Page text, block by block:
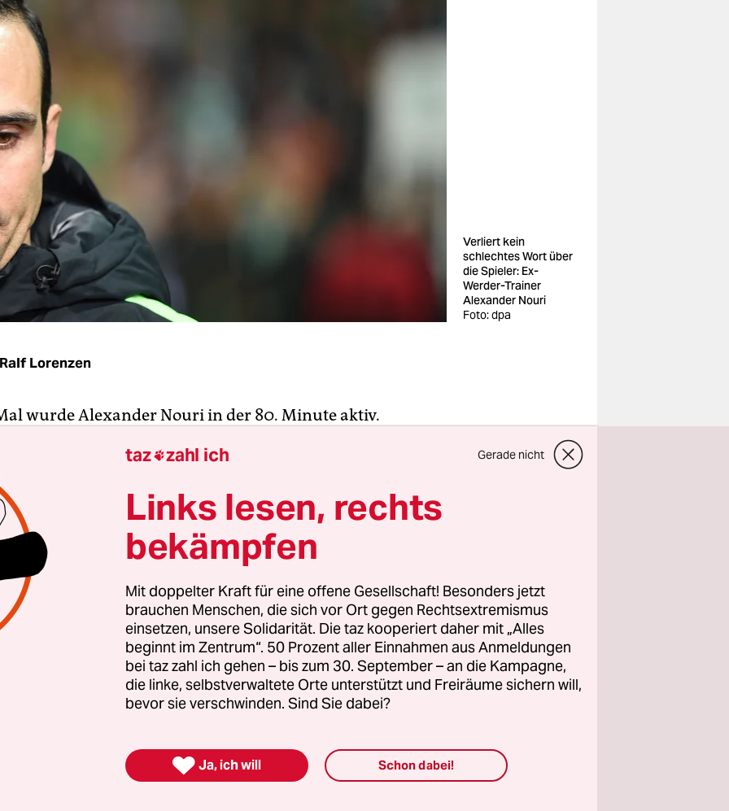
Verliert kein
schlechtes Wort über
die Spieler: Ex-
Werder-Trainer
Alexander Nouri
Foto: dpa
Ralf Lorenzen
wurde Alexander Nouri in der 80. Minute aktiv.
Sane hatte eine Wasserflasche nach Gebrauch achtlos
Nouri bückte sich und stellte die Flasche wieder
Freund Julian Nagelsmann hatte tags zuvor angesichts
seiner Hoffenheimer eine Trinkflasche wutentbrannt
geworfen. So ist Nouri nicht gestrickt – er blieb
und freundlich bis zum Ende, verlor kein schlechtes Wort
bevor er zwei Stunden nach Spielschluss still und
Stadion verließ.
taz zahl ich Gerade nicht
Links lesen, rechts
bekämpfen
Mit doppelter Kraft für eine offene Gesellschaft! Besonders jetzt
brauchen Menschen, die sich vor Ort gegen Rechtsextremismus
einsetzen, unsere Solidarität. Die taz kooperiert daher mit „Alles
beginnt im Zentrum“. 50 Prozent aller Einnahmen aus Anmeldungen
bei taz zahl ich gehen – bis zum 30. September – an die Kampagne,
die linke, selbstverwaltete Orte unterstützt und Freiräume sichern will,
bevor sie verschwinden. Sind Sie dabei?
 Ja, ich will Schon dabei!